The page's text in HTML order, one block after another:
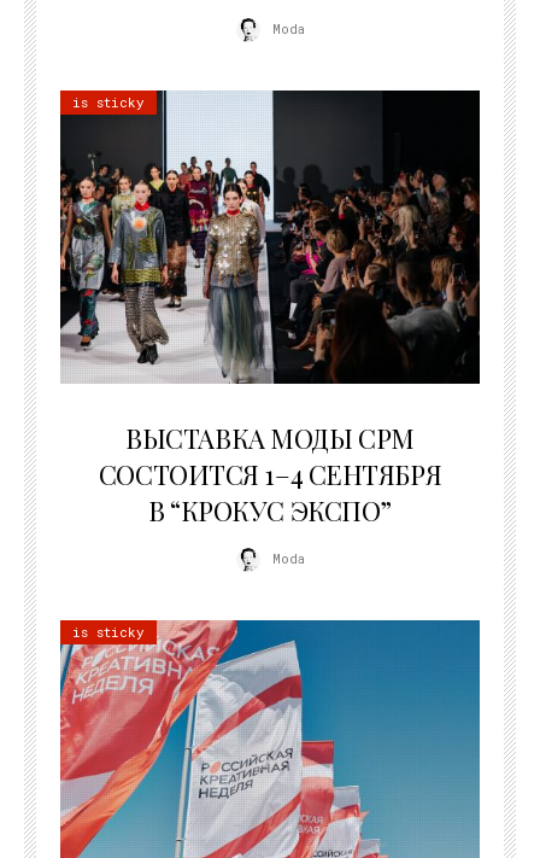
Moda
is sticky
ВЫСТАВКА МОДЫ CPM
СОСТОИТСЯ 1–4 СЕНТЯБРЯ
В “КРОКУС ЭКСПО”
Moda
is sticky